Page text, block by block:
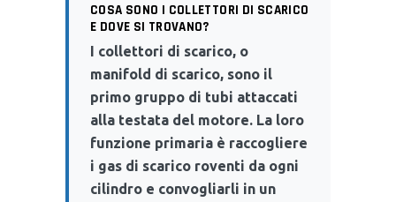
COSA SONO I COLLETTORI DI SCARICO
E DOVE SI TROVANO?
I collettori di scarico, o
manifold di scarico, sono il
primo gruppo di tubi attaccati
alla testata del motore. La loro
funzione primaria è raccogliere
i gas di scarico roventi da ogni
cilindro e convogliarli in un